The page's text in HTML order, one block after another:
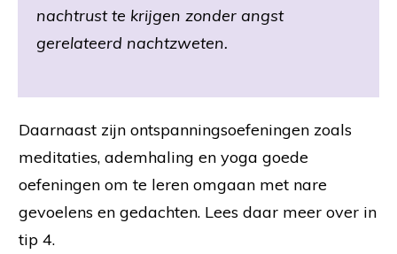
nachtrust te krijgen zonder angst
gerelateerd nachtzweten.
Daarnaast zijn ontspanningsoefeningen zoals
meditaties, ademhaling en yoga goede
oefeningen om te leren omgaan met nare
gevoelens en gedachten. Lees daar meer over in
tip 4.